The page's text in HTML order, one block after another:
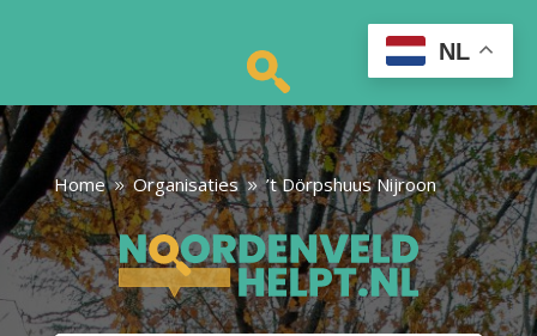
Home 9 Organisaties 9 ’t Dörpshuus Nijroon
NL